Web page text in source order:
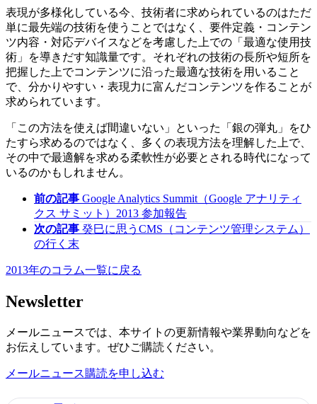
表現が多様化している今、技術者に求められているのはただ
単に最先端の技術を使うことではなく、要件定義・コンテン
ツ内容・対応デバイスなどを考慮した上での「最適な使用技
術」を導きだす知識量です。それぞれの技術の長所や短所を
把握した上でコンテンツに沿った最適な技術を用いること
で、分かりやすい・表現力に富んだコンテンツを作ることが
求められています。
「この方法を使えば間違いない」といった「銀の弾丸」をひ
たすら求めるのではなく、多くの表現方法を理解した上で、
その中で最適解を求める柔軟性が必要とされる時代になって
いるのかもしれません。
前の記事 Google Analytics Summit（Google アナリティ
クス サミット）2013 参加報告
次の記事 癸巳に思うCMS（コンテンツ管理システム）
の行く末
2013年のコラム一覧に戻る
Newsletter
メールニュースでは、本サイトの更新情報や業界動向などを
お伝えしています。ぜひご購読ください。
メールニュース購読を申し込む